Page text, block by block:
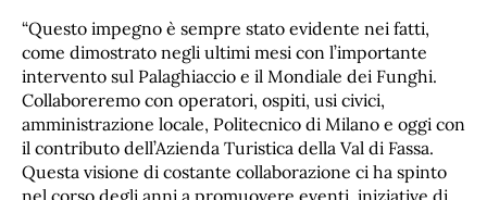
“Questo impegno è sempre stato evidente nei fatti,
come dimostrato negli ultimi mesi con l’importante
intervento sul Palaghiaccio e il Mondiale dei Funghi.
Collaboreremo con operatori, ospiti, usi civici,
amministrazione locale, Politecnico di Milano e oggi con
il contributo dell’Azienda Turistica della Val di Fassa.
Questa visione di costante collaborazione ci ha spinto